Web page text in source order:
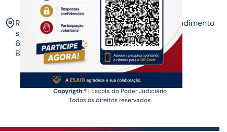
Rua Tribunal de Justiça,
s/n. Via Verde.
69.915-631 – Rio
Branco-AC.​
Horário de Atendimento
07 às 14 horas​
Copyrigth ® | Escola do Poder Judiciário
Todos os direitos reservados